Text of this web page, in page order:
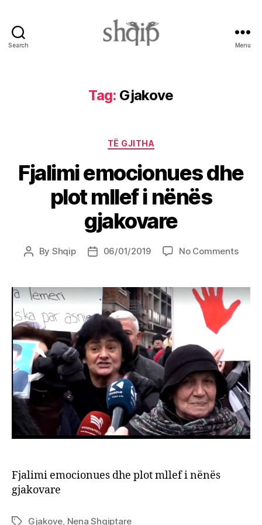
Search Menu
Tag: Gjakove
Categories
TË GJITHA
Fjalimi emocionues dhe
plot mllef i nënës
gjakovare
Post
By Shqip
Post06/01/2019 No Commentson
dhe
plot
Fjalimi emocionues dhe plot mllef i nënës
gjakovare
TagsGjakove, Nena Shqiptare